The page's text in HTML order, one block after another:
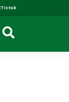
Tictok